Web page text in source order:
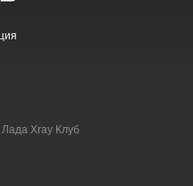
Xray Клуб